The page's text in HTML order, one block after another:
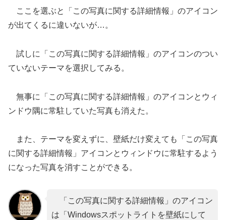
ここを選ぶと「この写真に関する詳細情報」のアイコン
が出てくるに違いないが…。
試しに「この写真に関する詳細情報」のアイコンのつい
ていないテーマを選択してみる。
無事に「この写真に関する詳細情報」のアイコンとウィ
ンドウ隅に常駐していた写真も消えた。
また、テーマを変えずに、壁紙だけ変えても「この写真
に関する詳細情報」アイコンとウィンドウに常駐するよう
になった写真を消すことができる。
「この写真に関する詳細情報」のアイコン
は「Windowsスポットライトを壁紙にして